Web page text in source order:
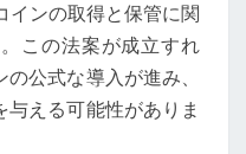
インの取得と保管に関
この法案が成立すれ
公式な導入が進み、
える可能性がありま